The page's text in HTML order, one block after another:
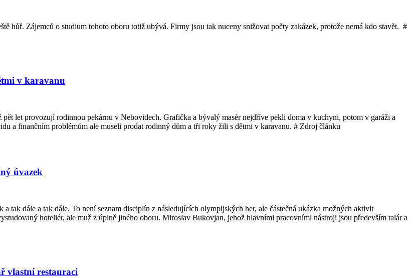
hůř. Zájemců o studium tohoto oboru totiž ubývá. Firmy jsou tak nuceny snižovat počty zakázek, protože nemá kdo stavět. #
v karavanu
let provozují rodinnou pekárnu v Nebovidech. Grafička a bývalý masér nejdříve pekli doma v kuchyni, potom v garáži a
a finančním problémům ale museli prodat rodinný dům a tři roky žili s dětmi v karavanu. # Zdroj článku
úvazek
dále a tak dále. To není seznam disciplín z následujících olympijských her, ale částečná ukázka možných aktivit
hoteliér, ale muž z úplně jiného oboru. Miroslav Bukovjan, jehož hlavními pracovními nástroji jsou především talár a
vlastní restauraci